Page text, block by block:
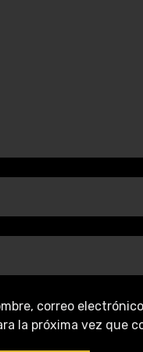
correo
la próxima vez que